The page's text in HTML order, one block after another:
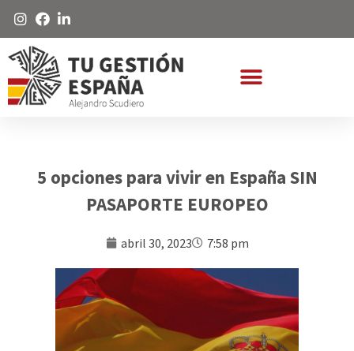
5 opciones para vivir en España SIN
PASAPORTE EUROPEO
abril 30, 2023 7:58 pm